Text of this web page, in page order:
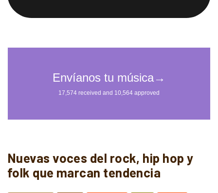
Nuevas voces del rock, hip hop y
folk que marcan tendencia